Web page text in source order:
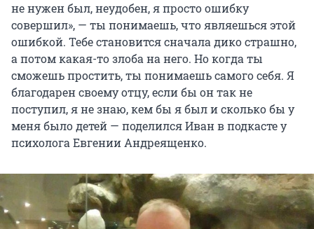
не нужен был, неудобен, я просто ошибку
совершил», — ты понимаешь, что являешься этой
ошибкой. Тебе становится сначала дико страшно,
а потом какая-то злоба на него. Но когда ты
сможешь простить, ты понимаешь самого себя. Я
благодарен своему отцу, если бы он так не
поступил, я не знаю, кем бы я был и сколько бы у
меня было детей — поделился Иван в подкасте у
психолога Евгении Андреященко.